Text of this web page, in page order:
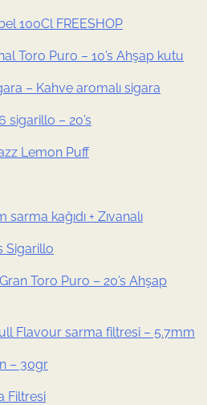
100Cl FREESHOP
Toro Puro – 10’s Ahşap kutu
– Kahve aromalı sigara
sigarillo – 20’s
Lemon Puff
kağıdı + Zıvanalı
Sigarillo
Toro Puro – 20’s Ahşap
Flavour sarma filtresi – 5.7mm
– 30gr
Filtresi